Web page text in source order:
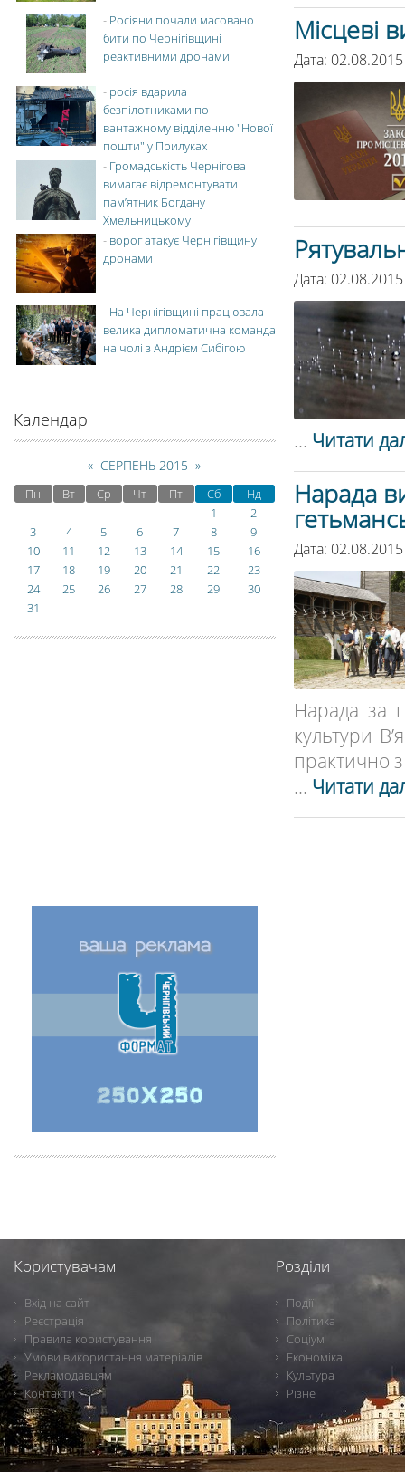
Місцеві
Дата:
Дата:
... Читати
Нарада
Дата:
Нарада за
культури
практично з
... Читати
- Росіяни почали масовано
бити по Чернігівщині
реактивними дронами
- росія вдарила
безпілотниками по
вантажному відділенню "Нової
пошти" у Прилуках
- Громадськість Чернігова
вимагає відремонтувати
пам’ятник Богдану
Хмельницькому
- ворог атакує Чернігівщину
дронами
- На Чернігівщині працювала
велика дипломатична команда
на чолі з Андрієм Сибігою
Календар
« СЕРПЕНЬ 2015 »
Пн Вт Ср Чт Пт Сб
Нд
1
2
3
4 5 6 7 8
9
10
11 12 13 14 15
16
17
18 19 20 21 22
23
24
25 26 27 28 29
30
31
Користувачам
Вхід на сайт
Реєстрація
Правила користування
Умови використання матеріалів
Рекламодавцям
Контакти
Розділи
Події
Політика
Соціум
Економіка
Культура
Різне